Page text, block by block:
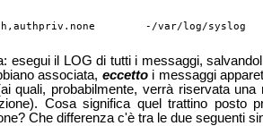
esegui il LOG di tutti i messaggi,
associata, eccettoi messaggi
quali, probabilmente, verrà riservata
Cosa significa quel trattino posto
Che differenza c'è tra le due seguenti